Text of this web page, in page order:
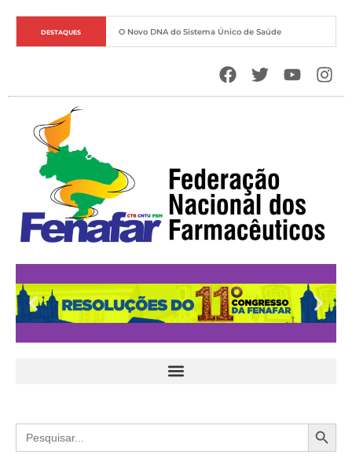
DESTAQUES Soberania Sanitária e o Papel Estratégico do Estado
Search
for: